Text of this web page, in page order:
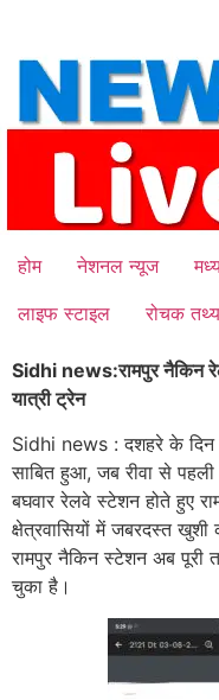
content
होम नेशनल न्यूज
लाइफ स्टाइल
रोचक तथ्य
Sidhi news:रामपुर नैकिन
यात्री ट्रेन
Sidhi news : दशहरे के दिन
साबित हुआ, जब रीवा से
बघवार रेलवे स्टेशन होते हुए
क्षेत्रवासियों में जबरदस्त
रामपुर नैकिन स्टेशन अब पूरी
चुका है।